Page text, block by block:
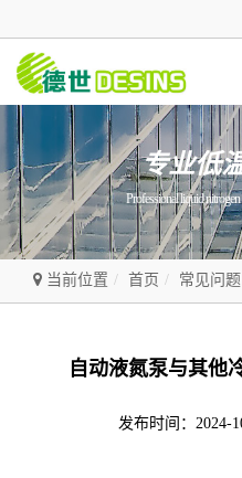
专业低
Professional liquid nitrogen
当前位置 首页 常见问题
自动液氮泵与其他
发布时间：2024-